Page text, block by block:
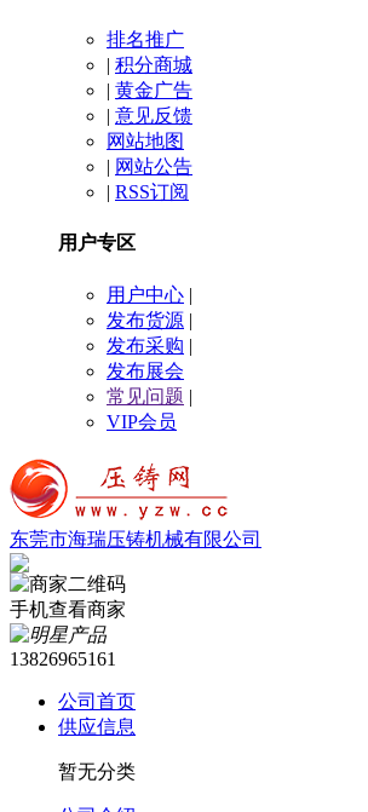
排名推广
| 积分商城
| 黄金广告
| 意见反馈
网站地图
| 网站公告
| RSS订阅
用户专区
用户中心 |
发布货源 |
发布采购 |
发布展会
常见问题 |
VIP会员
东莞市海瑞压铸机械有限公司
手机查看商家
13826965161
公司首页
供应信息
暂无分类